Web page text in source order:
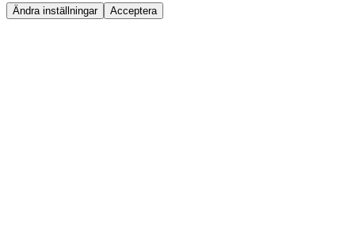
Ändra inställningar Acceptera